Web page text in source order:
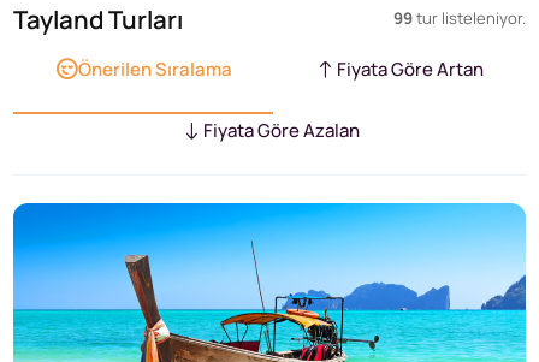
Tayland Turları 99tur listeleniyor.
Önerilen Sıralama Fiyata Göre Artan
Fiyata Göre Azalan